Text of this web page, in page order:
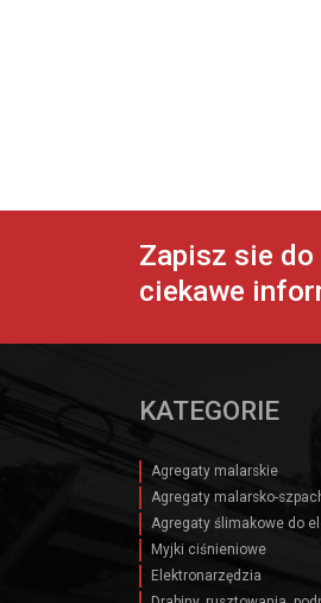
Zapisz sie
ciekawe
KATEGORIE
Agregaty malarskie
Agregaty malarsko-
Agregaty ślimakowe do
Myjki ciśnieniowe
Elektronarzędzia